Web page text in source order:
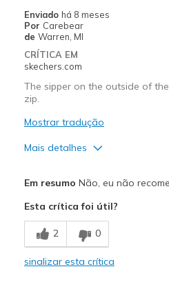
Travel
Width
View On Shoes
Enviado há 8 meses
Por Carebear
de Warren, MI
CRÍTICA EM
skechers.com
The sipper on the outside of
zip.
Mostrar tradução
Mais detalhes
Sizing
Feels true to
Em resumo Não, eu não
Esta crítica foi útil?
2 0
sinalizar esta crítica